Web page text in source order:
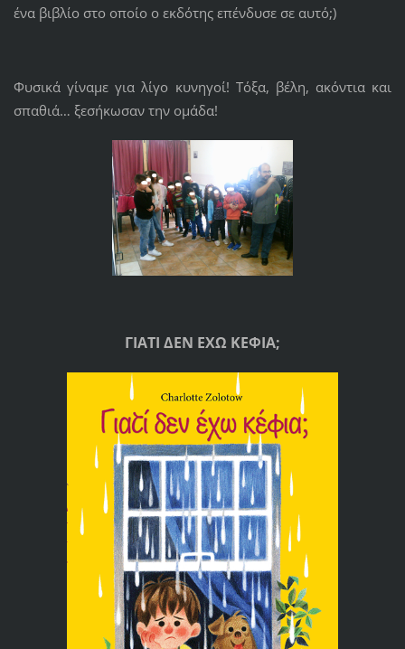
ένα βιβλίο στο οποίο ο εκδότης επένδυσε σε αυτό;)
Φυσικά γίναμε για λίγο κυνηγοί! Τόξα, βέλη, ακόντια και
σπαθιά… ξεσήκωσαν την ομάδα!
ΓΙΑΤΙ ΔΕΝ ΕΧΩ ΚΕΦΙΑ;